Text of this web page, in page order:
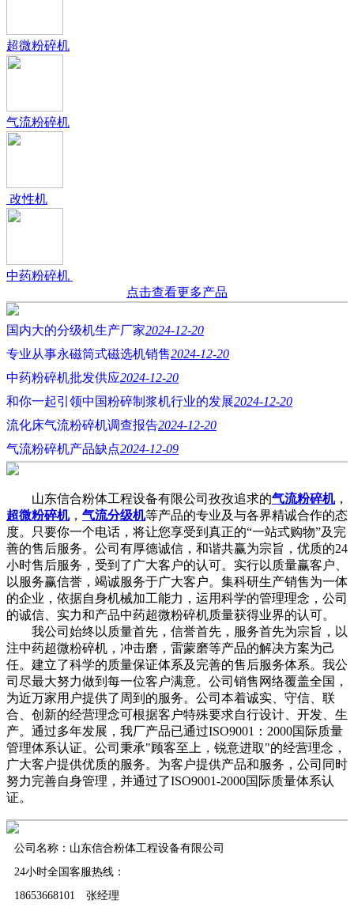
超微粉碎机
气流粉碎机
改性机
中药粉碎机
点击查看更多产品
国内大的分级机生产厂家2024-12-20
专业从事永磁筒式磁选机销售2024-12-20
中药粉碎机批发供应2024-12-20
和你一起引领中国粉碎制浆机行业的发展2024-12-20
流化床气流粉碎机调查报告2024-12-20
气流粉碎机产品缺点2024-12-09
山东信合粉体工程设备有限公司孜孜追求的气流粉碎机，
超微粉碎机， 气流分级机等产品的专业及与各界精诚合作的态
度。只要你一个电话，将让您享受到真正的“一站式购物”及完
善的售后服务。公司有厚德诚信，和谐共赢为宗旨，优质的24
小时售后服务，受到了广大客户的认可。实行以质量赢客户、
以服务赢信誉，竭诚服务于广大客户。集科研生产销售为一体
的企业，依据自身机械加工能力，运用科学的管理理念，公司
的诚信、实力和产品中药超微粉碎机质量获得业界的认可。
我公司始终以质量首先，信誉首先，服务首先为宗旨，以
注中药超微粉碎机，冲击磨，雷蒙磨等产品的解决方案为己
任。建立了科学的质量保证体系及完善的售后服务体系。我公
司尽最大努力做到每一位客户满意。公司销售网络覆盖全国，
为近万家用户提供了周到的服务。公司本着诚实、守信、联
合、创新的经营理念可根据客户特殊要求自行设计、开发、生
产。通过多年发展，我厂产品已通过ISO9001：2000国际质量
管理体系认证。公司秉承"顾客至上，锐意进取"的经营理念，
广大客户提供优质的服务。为客户提供产品和服务，公司同时
努力完善自身管理，并通过了ISO9001-2000国际质量体系认
证。
公司名称：山东信合粉体工程设备有限公司
24小时全国客服热线：
18653668101 张经理